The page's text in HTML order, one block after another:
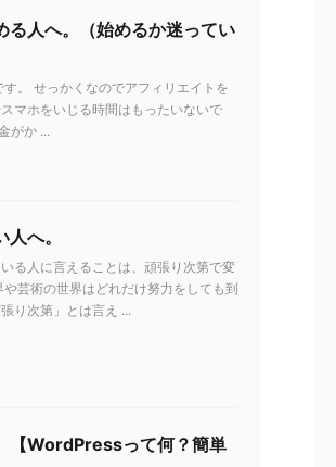
る人へ。（始めるか迷ってい
。 せっかくなのでアフィリエイトを
マホをいじる時間はもったいないで
がか ...
へ。
る人に言えることは、頑張り次第で変
芸術の世界はどれだけ努力をしても到
り次第」とは言え ...
【WordPressって何？簡単